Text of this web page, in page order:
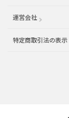
運営会社 （別ウィン
特定商取引法の表示